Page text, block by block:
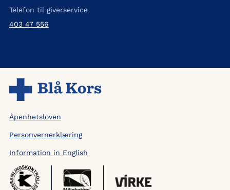
Telefon til giverservice
403 47 556
Åpenhetsloven
Personvernerklæring
Information in English